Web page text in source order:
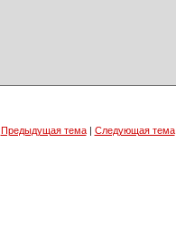
Предыдущая тема| Следующая тема